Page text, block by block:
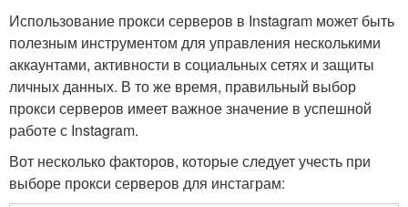
Использование прокси серверов в Instagram может быть
полезным инструментом для управления несколькими
аккаунтами, активности в социальных сетях и защиты
личных данных. В то же время, правильный выбор
прокси серверов имеет важное значение в успешной
работе с Instagram.
Вот несколько факторов, которые следует учесть при
выборе прокси серверов для инстаграм: